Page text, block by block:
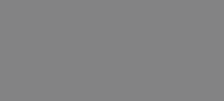
από το
με τον τρόπο
χρήστης
λόγω ιστότοπο.
και τις